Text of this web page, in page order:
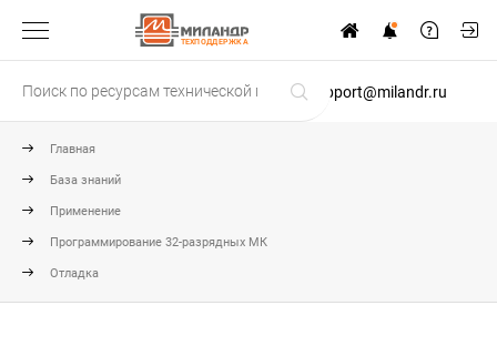
ТЕХПОДДЕРЖКА
support@milandr.ru
Главная
База знаний
Применение
Программирование 32-разрядных МК
Отладка